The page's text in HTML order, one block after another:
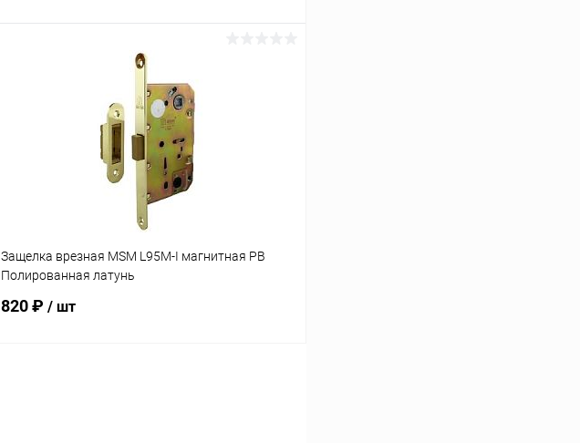
В корзину
Сравнение
В наличии
Защелка врезная MSM L95M-I магнитная PB
Полированная латунь
820 ₽ / шт